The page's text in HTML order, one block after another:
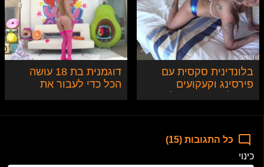
בלונדינית סקסית עם
פירסינג וקעקועים
דוגמנית בת 18 עושה
הכל כדי לעבור את
כל התגובות (15)
כינוי